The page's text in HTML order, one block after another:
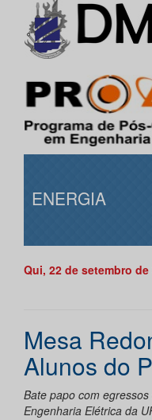
ENERGIA
Qui, 22 de setembro de
Mesa
Alunos do
Bate papo com
Engenharia Elétrica da